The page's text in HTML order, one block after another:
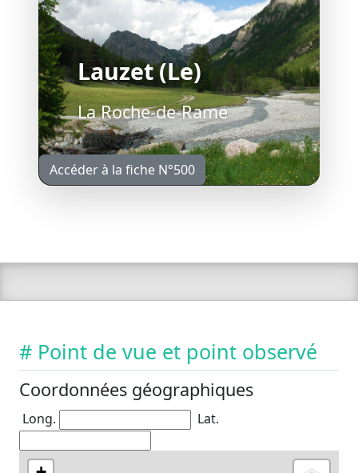
Lauzet (Le)
La Roche-de-Rame
Accéder à la fiche N°500
# Point de vue et point observé
Coordonnées géographiques
Long. Lat.